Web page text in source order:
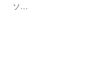
ソ…